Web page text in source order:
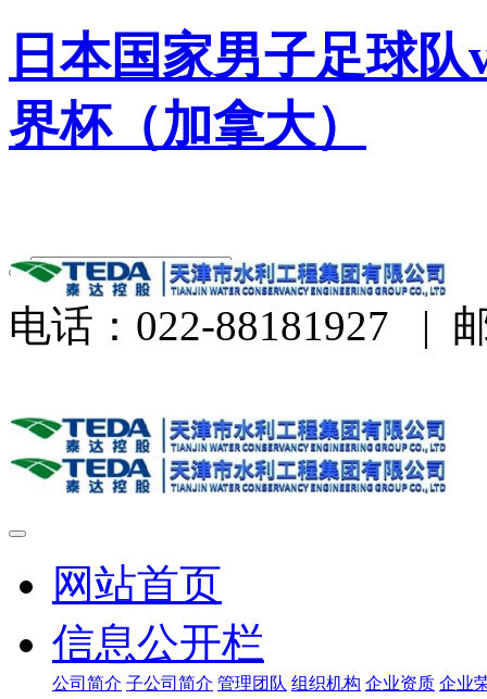
日本国家男子足球
界杯（加拿大）
电话：022-88181927 |
网站首页
信息公开栏
公司简介 子公司简介 管理团队 组织机构 企业资质 企业